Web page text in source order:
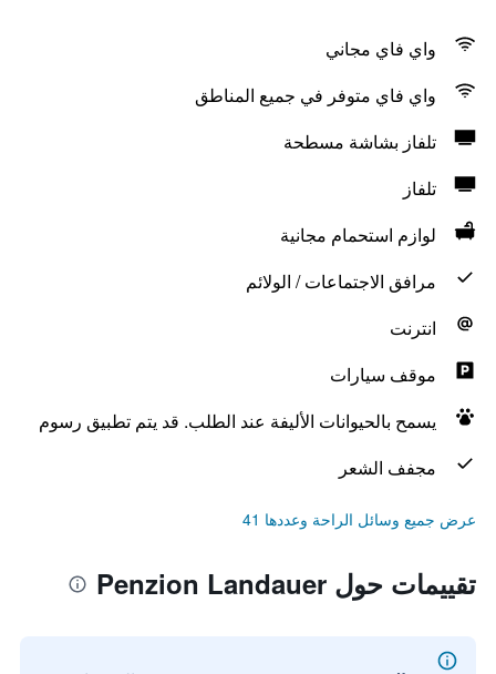
واي فاي مجاني
واي فاي متوفر في جميع المناطق
تلفاز بشاشة مسطحة
تلفاز
لوازم استحمام مجانية
مرافق الاجتماعات / الولائم
انترنت
موقف سيارات
يسمح بالحيوانات الأليفة عند الطلب. قد يتم تطبيق رسوم
مجفف الشعر
عرض جميع وسائل الراحة وعددها 41
تقييمات حول Penzion Landauer